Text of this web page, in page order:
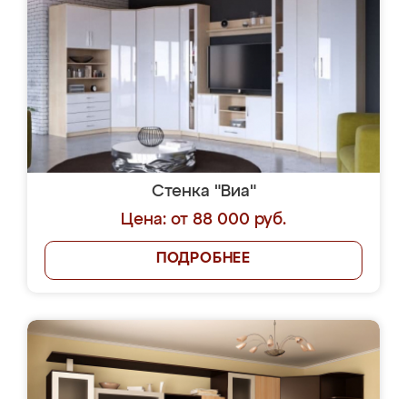
Стенка "Виа"
Цена: от 88 000 руб.
ПОДРОБНЕЕ